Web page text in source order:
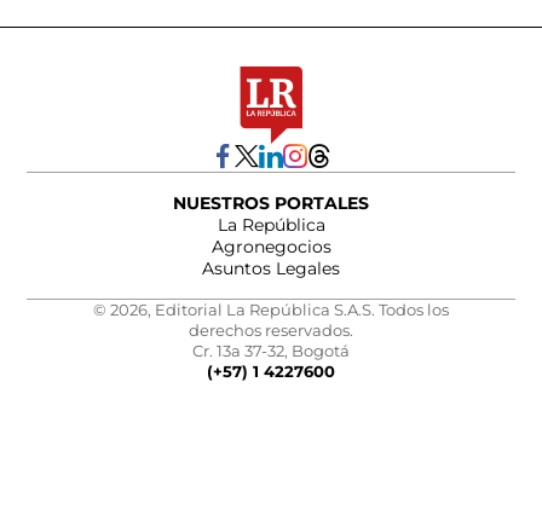
NUESTROS PORTALES
La República
Agronegocios
Asuntos Legales
© 2026, Editorial La República S.A.S. Todos los
derechos reservados.
Cr. 13a 37-32, Bogotá
(+57) 1 4227600